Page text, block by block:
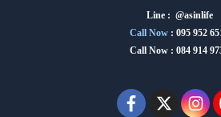
Line : @asinlife
Call Now : 095 952
Call Now : 084 914